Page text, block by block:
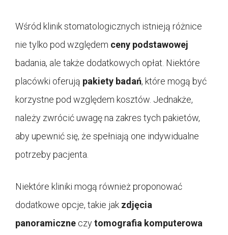
Wśród klinik stomatologicznych istnieją różnice
nie tylko pod względem ceny podstawowej
badania, ale także dodatkowych opłat. Niektóre
placówki oferują pakiety badań, które mogą być
korzystne pod względem kosztów. Jednakże,
należy zwrócić uwagę na zakres tych pakietów,
aby upewnić się, że spełniają one indywidualne
potrzeby pacjenta.
Niektóre kliniki mogą również proponować
dodatkowe opcje, takie jak zdjęcia
panoramiczne czytomografia komputerowa